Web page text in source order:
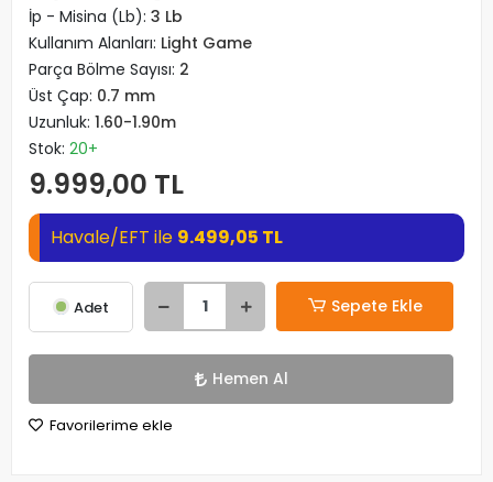
İp - Misina (Lb): 3 Lb
Kullanım Alanları: Light Game
Parça Bölme Sayısı: 2
Üst Çap: 0.7 mm
Uzunluk: 1.60-1.90m
Stok: 20+
9.999,00 TL
Havale/EFT ile 9.499,05 TL
Adet Sepete Ekle
Hemen Al
Favorilerime ekle